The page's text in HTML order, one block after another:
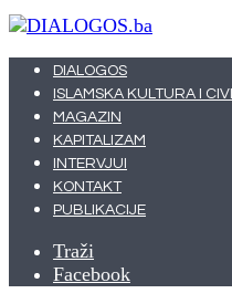
DIALOGOS
ISLAMSKA KULTURA I
MAGAZIN
KAPITALIZAM
INTERVJUI
KONTAKT
PUBLIKACIJE
Traži
Facebook